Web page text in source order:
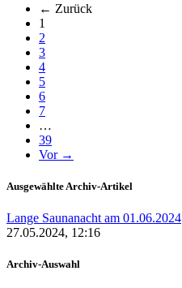
← Zurück
1
2
3
4
5
6
7
…
39
Vor →
Ausgewählte Archiv-Artikel
Lange Saunanacht am 01.06.2024
27.05.2024, 12:16
Archiv-Auswahl